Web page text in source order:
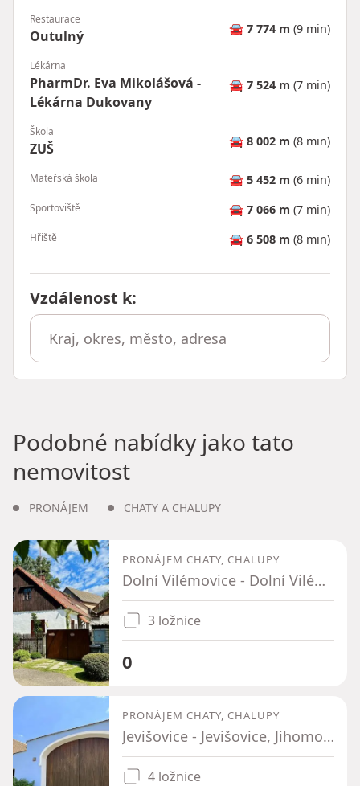
Restaurace
Outulný 🚘 7 774 m (9 min)
Lékárna
PharmDr. Eva Mikolášová -
Lékárna Dukovany
🚘 7 524 m (7 min)
Škola
ZUŠ 🚘 8 002 m (8 min)
Mateřská škola 🚘 5 452 m (6 min)
Sportoviště 🚘 7 066 m (7 min)
Hřiště 🚘 6 508 m (8 min)
Vzdálenost k:
Podobné nabídky jako tato
nemovitost
PRONÁJEM CHATY A CHALUPY
PRONÁJEM CHATY, CHALUPY
Dolní Vilémovice - Dolní Vilémovice, Kraj Vysočina
3 ložnice
0
PRONÁJEM CHATY, CHALUPY
Jevišovice - Jevišovice, Jihomoravský kraj
4 ložnice